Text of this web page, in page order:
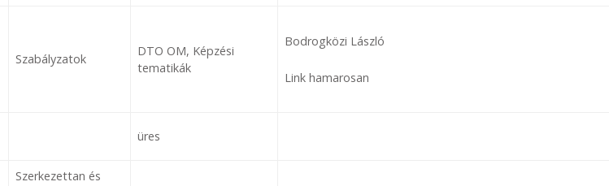
Szabályzatok
DTO OM, Képzési
tematikák
Bodrogközi László
Link hamarosan
üres
Szerkezettan és